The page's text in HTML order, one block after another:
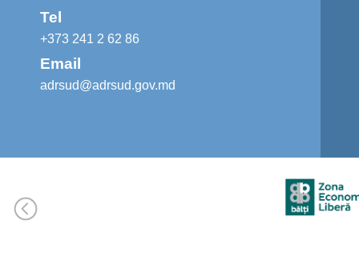
Tel
+373 241 2 62 86
Email
adrsud@adrsud.gov.md